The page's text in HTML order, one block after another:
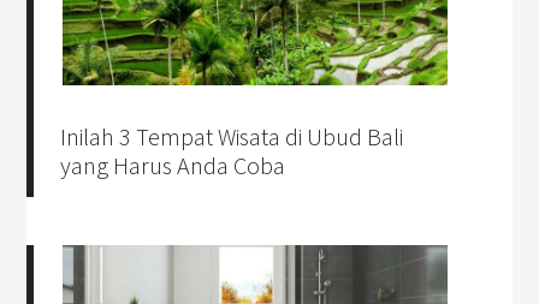
Inilah 3 Tempat Wisata di Ubud Bali
yang Harus Anda Coba